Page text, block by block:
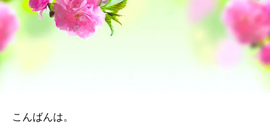
こんばんは。